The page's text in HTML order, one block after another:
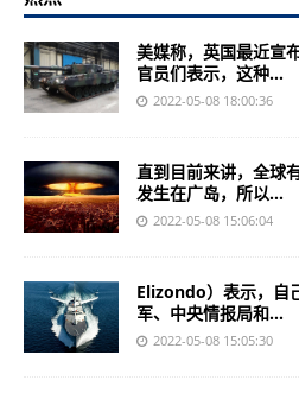
美媒称，英国最近宣
官员们表示，这种...
2022-05-08 18:00:36
直到目前来讲，全球
发生在广岛，所以...
2022-05-08 15:06:04
Elizondo）表示，自
军、中央情报局和...
2022-05-08 15:05:30